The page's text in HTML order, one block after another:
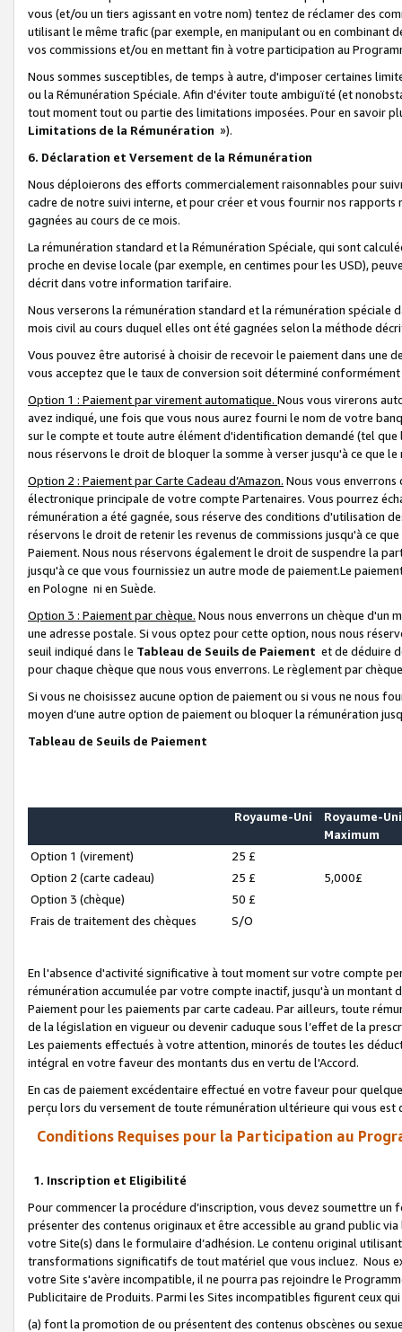
vous (et/ou un tiers agissant en votre nom) tentez de réclamer des
utilisant le même trafic (par exemple, en manipulant ou en combinant
vos commissions et/ou en mettant fin à votre participation au
Nous sommes susceptibles, de temps à autre, d'imposer certaines
ou la Rémunération Spéciale. Afin d'éviter toute ambiguïté (et
tout moment tout ou partie des limitations imposées. Pour en savoir
Limitations de la Rémunération »).
6. Déclaration et Versement de la Rémunération
Nous déploierons des efforts commercialement raisonnables pour
cadre de notre suivi interne, et pour créer et vous fournir nos
gagnées au cours de ce mois.
La rémunération standard et la Rémunération Spéciale, qui sont
proche en devise locale (par exemple, en centimes pour les USD),
décrit dans votre information tarifaire.
Nous verserons la rémunération standard et la rémunération spéciale
mois civil au cours duquel elles ont été gagnées selon la méthode
Vous pouvez être autorisé à choisir de recevoir le paiement dans une
vous acceptez que le taux de conversion soit déterminé
Option 1 : Paiement par virement automatique. Nous vous virerons
avez indiqué, une fois que vous nous aurez fourni le nom de votre
sur le compte et toute autre élément d'identification demandé (tel que
nous réservons le droit de bloquer la somme à verser jusqu'à ce que
Option 2 : Paiement par Carte Cadeau d’Amazon. Nous vous
électronique principale de votre compte Partenaires. Vous pourrez
rémunération a été gagnée, sous réserve des conditions d'utilisation
réservons le droit de retenir les revenus de commissions jusqu'à ce
Paiement. Nous nous réservons également le droit de suspendre la
jusqu'à ce que vous fournissiez un autre mode de paiement.Le
en Pologne ni en Suède.
Option 3 : Paiement par chèque. Nous nous enverrons un chèque d'un
une adresse postale. Si vous optez pour cette option, nous nous
seuil indiqué dans le Tableau de Seuils de Paiement et de déduire
pour chaque chèque que nous vous enverrons. Le règlement par
Si vous ne choisissez aucune option de paiement ou si vous ne nous
moyen d’une autre option de paiement ou bloquer la rémunération
Tableau de Seuils de Paiement
Royaume-Uni
Royaume-Uni
Maximum
Option 1 (virement)
25 £
Option 2 (carte cadeau)
25 £
5,000£
Option 3 (chèque)
50 £
Frais de traitement des chèques
S/O
En l'absence d'activité significative à tout moment sur votre compte
rémunération accumulée par votre compte inactif, jusqu'à un montant
Paiement pour les paiements par carte cadeau. Par ailleurs, toute
de la législation en vigueur ou devenir caduque sous l’effet de la
Les paiements effectués à votre attention, minorés de toutes les
intégral en votre faveur des montants dus en vertu de l'Accord.
En cas de paiement excédentaire effectué en votre faveur pour
perçu lors du versement de toute rémunération ultérieure qui vous est
Conditions Requises pour la Participation au
1. Inscription et Eligibilité
Pour commencer la procédure d’inscription, vous devez soumettre
présenter des contenus originaux et être accessible au grand public
votre Site(s) dans le formulaire d’adhésion. Le contenu original
transformations significatifs de tout matériel que vous incluez. Nous
votre Site s'avère incompatible, il ne pourra pas rejoindre le
Publicitaire de Produits. Parmi les Sites incompatibles figurent ceux
(a) font la promotion de ou présentent des contenus obscènes ou